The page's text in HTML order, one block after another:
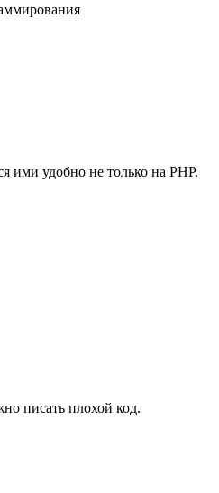
ими удобно не только на PHP.
писать плохой код.